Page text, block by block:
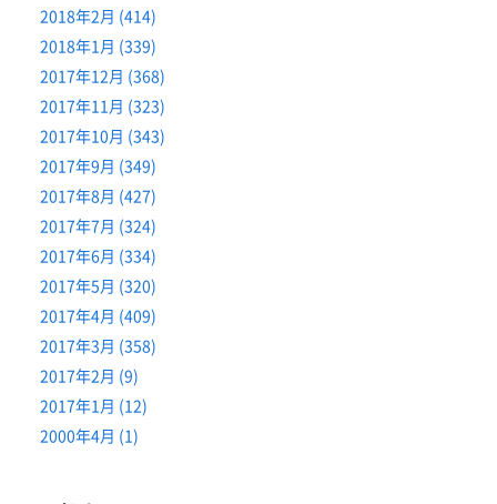
2018年2月 (414)
2018年1月 (339)
2017年12月 (368)
2017年11月 (323)
2017年10月 (343)
2017年9月 (349)
2017年8月 (427)
2017年7月 (324)
2017年6月 (334)
2017年5月 (320)
2017年4月 (409)
2017年3月 (358)
2017年2月 (9)
2017年1月 (12)
2000年4月 (1)